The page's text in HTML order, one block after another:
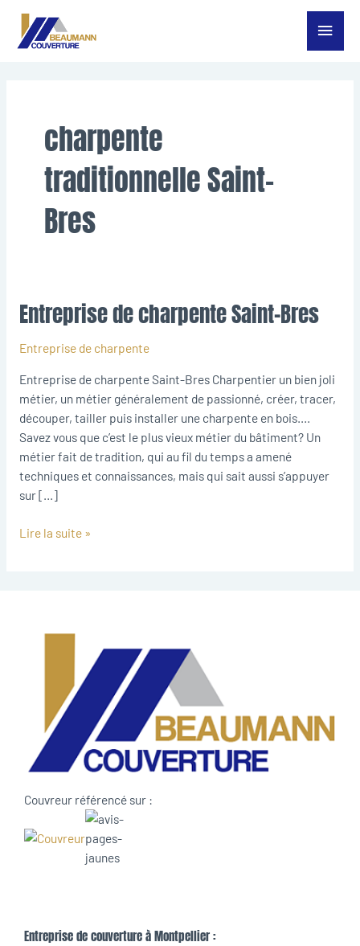
Aller
Menu
charpente
traditionnelle Saint-
Bres
Entreprise de charpente Saint-Bres
Entreprise de charpente
Entreprise de charpente Saint-Bres Charpentier un bien joli
métier, un métier généralement de passionné, créer, tracer,
découper, tailler puis installer une charpente en bois.…
Savez vous que c’est le plus vieux métier du bâtiment? Un
métier fait de tradition, qui au fil du temps a amené
techniques et connaissances, mais qui sait aussi s’appuyer
sur […]
Entreprise
de
charpente
Bres
Lire la suite »
Couvreur référencé sur :
Entreprise de couverture à Montpellier :